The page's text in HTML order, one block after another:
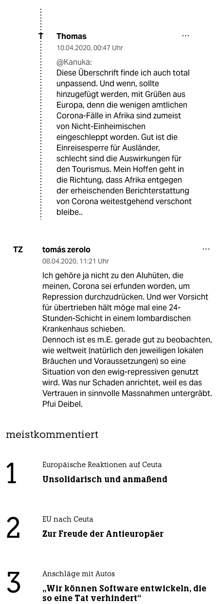
T Thomas
10.04.2020, 00:47 Uhr
@Kanuka:
Diese Überschrift finde ich auch total
unpassend. Und wenn, sollte
hinzugefügt werden, mit Grüßen aus
Europa, denn die wenigen amtlichen
Corona-Fälle in Afrika sind zumeist
von Nicht-Einheimischen
eingeschleppt worden. Gut ist die
Einreisesperre für Ausländer,
schlecht sind die Auswirkungen für
den Tourismus. Mein Hoffen geht in
die Richtung, dass Afrika entgegen
der erheischenden Berichterstattung
von Corona weitestgehend verschont
bleibe..
TZ tomás zerolo
08.04.2020, 11:21 Uhr
Ich gehöre ja nicht zu den Aluhüten, die
meinen, Corona sei erfunden worden, um
Repression durchzudrücken. Und wer Vorsicht
für übertrieben hält möge mal eine 24-
Stunden-Schicht in einem lombardischen
Krankenhaus schieben.
Dennoch ist es m.E. gerade gut zu beobachten,
wie weltweit (natürlich den jeweiligen lokalen
Bräuchen und Voraussetzungen) so eine
Situation von den ewig-repressiven genutzt
wird. Was nur Schaden anrichtet, weil es das
Vertrauen in sinnvolle Massnahmen untergräbt.
Pfui Deibel.
meistkommentiert
1 Europäische Reaktionen auf Ceuta
Unsolidarisch und anmaßend
2 EU nach Ceuta
Zur Freude der Antieuropäer
3 Anschläge mit Autos
„Wir können Software entwickeln, die
so eine Tat verhindert“